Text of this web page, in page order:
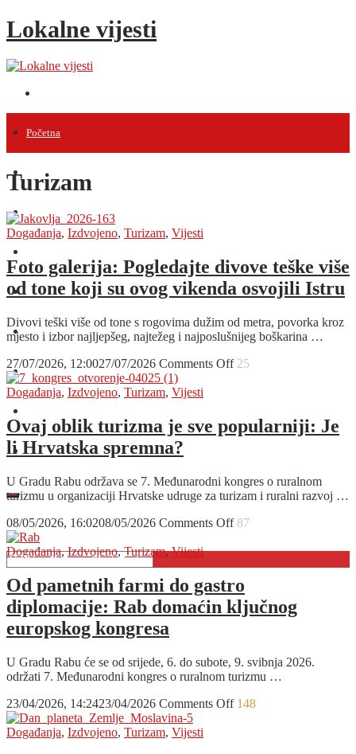
Lokalne vijesti
Početna
Vijesti
Projekti
Intervjui
Razno
O nama
Kontakt
Turizam
Događanja, Izdvojeno, Turizam, Vijesti
Foto galerija: Pogledajte divove teške više
od tone koji su ovog vikenda osvojili Istru
Divovi teški više od tone s rogovima dužim od metra, povorka kroz
mjesto i izbor najljepšeg, najtežeg i najposlušnijeg boškarina …
27/07/2026, 12:0027/07/2026 Comments Offon
divove
teške
tone
koji
ovog
osvojili
25
Događanja, Izdvojeno, Turizam, Vijesti
Ovaj oblik turizma je sve popularniji: Je
li Hrvatska spremna?
U Gradu Rabu održava se 7. Međunarodni kongres o ruralnom
turizmu u organizaciji Hrvatske udruge za turizam i ruralni razvoj …
08/05/2026, 16:0208/05/2026 Comments Offon
oblik
turizma
sve
popularniji:
spremna?
87
Događanja,Izdvojeno,Turizam,Vijesti
Od pametnih farmi do gastro
diplomacije: Rab domaćin ključnog
europskog kongresa
U Gradu Rabu će se od srijede, 6. do subote, 9. svibnja 2026.
održati 7. Međunarodni kongres o ruralnom turizmu …
23/04/2026, 14:2423/04/2026 Comments Offon
148
Događanja, Izdvojeno, Turizam, Vijesti